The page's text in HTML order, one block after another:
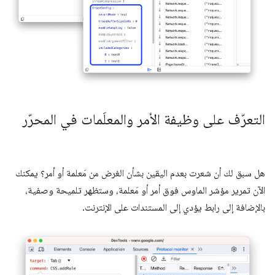
التعرّف على وظيفة الأمر والمعلَمات في المحرّر
هل سبق لك أن شعرت بعدم اليقين بشأن الغرض من مَعلمة أو أمر؟ يمكنك
الآن تمرير مؤشر الماوس فوق أمر أو مَعلمة، وستظهر تلميحة وصفية،
بالإضافة إلى رابط يؤدي إلى المستندات على الإنترنت.